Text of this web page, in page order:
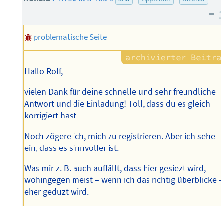
–
problematische Seite
Hallo Rolf,
vielen Dank für deine schnelle und sehr freundliche
Antwort und die Einladung! Toll, dass du es gleich
korrigiert hast.
Noch zögere ich, mich zu registrieren. Aber ich sehe
ein, dass es sinnvoller ist.
Was mir z. B. auch auffällt, dass hier gesiezt wird,
wohingegen meist – wenn ich das richtig überblicke
eher geduzt wird.